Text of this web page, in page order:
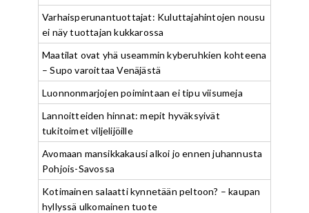
Varhaisperunantuottajat: Kuluttajahintojen nousu
ei näy tuottajan kukkarossa
Maatilat ovat yhä useammin kyberuhkien kohteena
– Supo varoittaa Venäjästä
Luonnonmarjojen poimintaan ei tipu viisumeja
Lannoitteiden hinnat: mepit hyväksyivät
tukitoimet viljelijöille
Avomaan mansikkakausi alkoi jo ennen juhannusta
Pohjois-Savossa
Kotimainen salaatti kynnetään peltoon? – kaupan
hyllyssä ulkomainen tuote